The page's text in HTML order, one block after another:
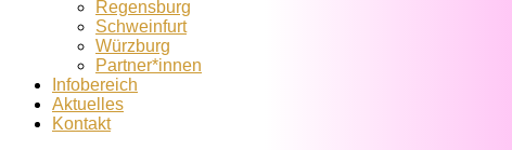
Regensburg
Schweinfurt
Würzburg
Partner*innen
Infobereich
Aktuelles
Kontakt